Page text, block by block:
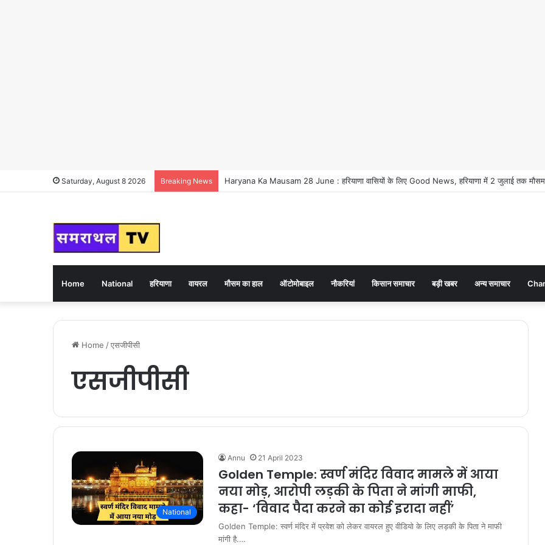
Saturday, August 8 2026 Breaking News Haryana Ka Mausam 28 June : हरियाणा वासियों के लिए Good News, हरियाणा में 2 जुलाई तक मौसम
Home National हरियाणा वायरल मौसम का हाल ऑटोमोबाइल नौकरियां किसान समाचार बड़ी खबर अन्य समाचार
Home /एसजीपीसी
एसजीपीसी
National
Annu 21 April 2023
Golden Temple: स्वर्ण मंदिर विवाद मामले में आया
नया मोड़, आरोपी लड़की के पिता ने मांगी माफी,
कहा- ‘विवाद पैदा करने का कोई इरादा नहीं’
Golden Temple: स्वर्ण मंदिर में प्रवेश को लेकर वायरल हुए वीडियो के लिए लड़की के पिता ने माफी
मांगी है.…